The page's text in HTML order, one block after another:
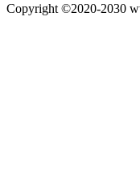
Copyright ©2020-2030